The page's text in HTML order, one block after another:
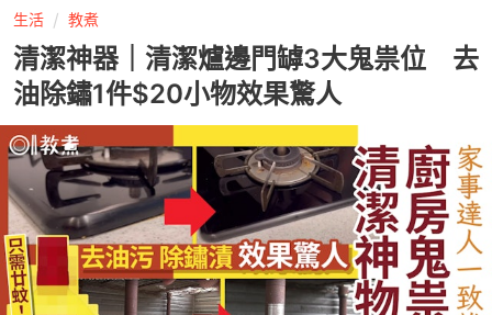
生活 教煮
清潔神器｜清潔爐邊門罅3大鬼祟位 去
油除鏽1件$20小物效果驚人